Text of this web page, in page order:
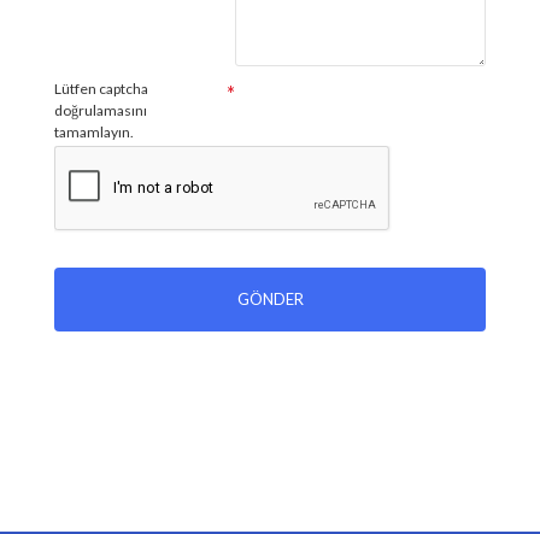
Lütfen captcha
doğrulamasını
tamamlayın.
GÖNDER